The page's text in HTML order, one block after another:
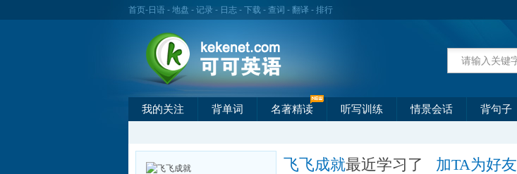
首页- 日语 - 地盘 - 记录 - 日志 - 下载 - 查词 - 翻译 - 排行
我的关注 背单词 名著精读 听写训练 情景会话 背句子
飞飞成就最近学习了 加TA为好友